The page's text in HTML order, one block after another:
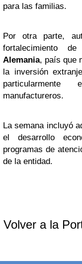
para las familias.
Por otra parte,
fortalecimiento
Alemania, país que
la inversión
manufactureros.
La semana incluyó
el desarrollo
programas de
de la entidad.
Volver a la